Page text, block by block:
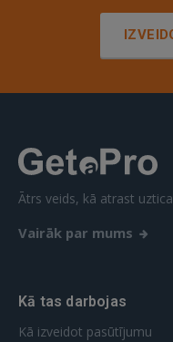
Ātrs veids, kā atrast
Vairāk par mums
Kā tas darbojas
Kā izveidot pasūtījumu